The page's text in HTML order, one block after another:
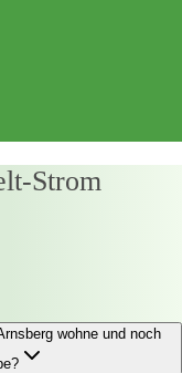
Strom
wohne und noch